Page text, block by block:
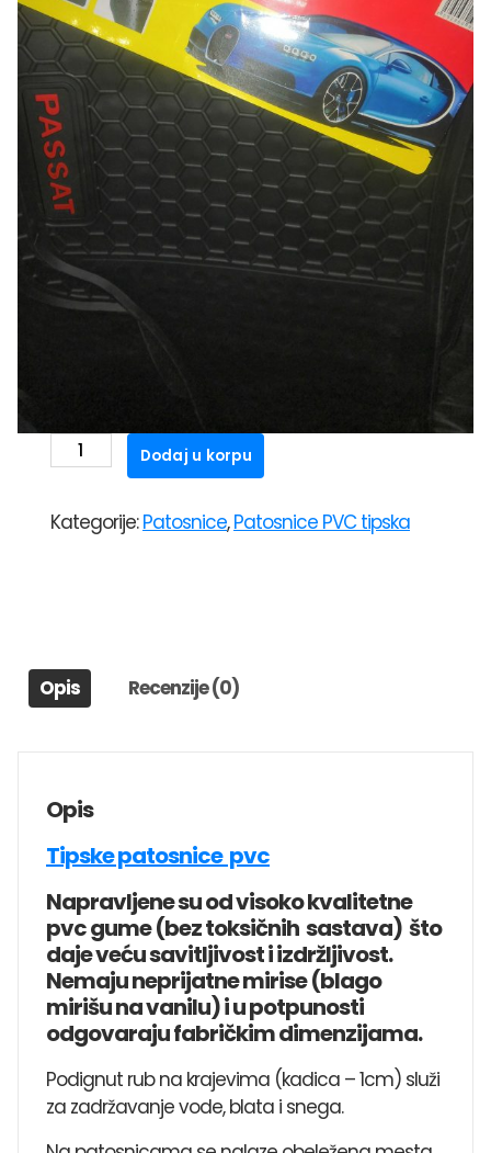
PATOSNICE
PVC
VW
Dodaj u korpu
Kategorije:Patosnice,Patosnice PVC tipska
Opis Recenzije (0)
Opis
Tipske patosnice pvc
Napravljene su od visoko kvalitetne
pvc gume (bez toksičnih sastava) što
daje veću savitljivost i izdržljivost.
Nemaju neprijatne mirise (blago
mirišu na vanilu) i u potpunosti
odgovaraju fabričkim dimenzijama.
Podignut rub na krajevima (kadica – 1cm) služi
za zadržavanje vode, blata i snega.